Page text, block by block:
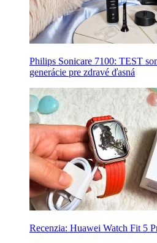
Philips Sonicare 7100: TEST
generácie pre zdravé ďasná
Recenzia: Huawei Watch Fit 5